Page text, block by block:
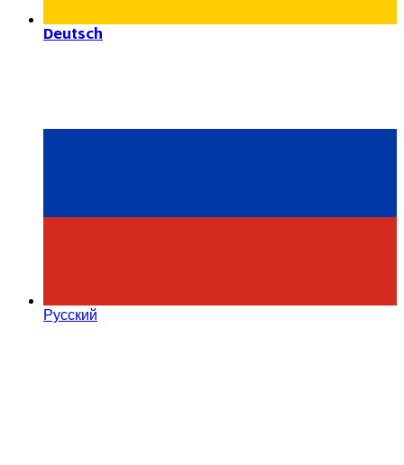
Deutsch
Русский